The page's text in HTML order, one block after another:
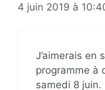
4 juin 2019 à
J’aimerais en
programme à
samedi 8 juin.